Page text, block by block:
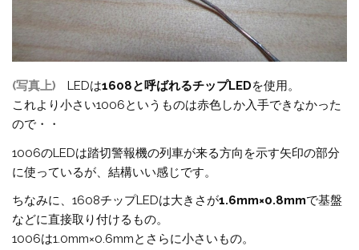
(写真上) LEDは1608と呼ばれるチップLEDを使用。
これより小さい1006というものは赤色しか入手できなかった
ので・・
1006のLEDは踏切警報機の列車が来る方向を示す矢印の部分
に使っているが、結構いい感じです。
ちなみに、1608チップLEDは大きさが1.6mm×0.8mmで基盤
などに直接取り付けるもの。
1006は1.0mm×0.6mmとさらに小さいもの。